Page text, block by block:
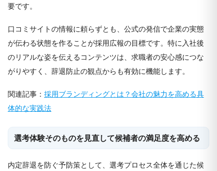
要です。
口コミサイトの情報に頼らずとも、公式の発信で企業の実態
が伝わる状態を作ることが採用広報の目標です。特に入社後
のリアルな姿を伝えるコンテンツは、求職者の安心感につな
がりやすく、辞退防止の観点からも有効に機能します。
関連記事： 採用ブランディングとは？会社の魅力を高める具
体的な実践法
選考体験そのものを見直して候補者の満足度を高める
内定辞退を防ぐ予防策として、選考プロセス全体を通じた候